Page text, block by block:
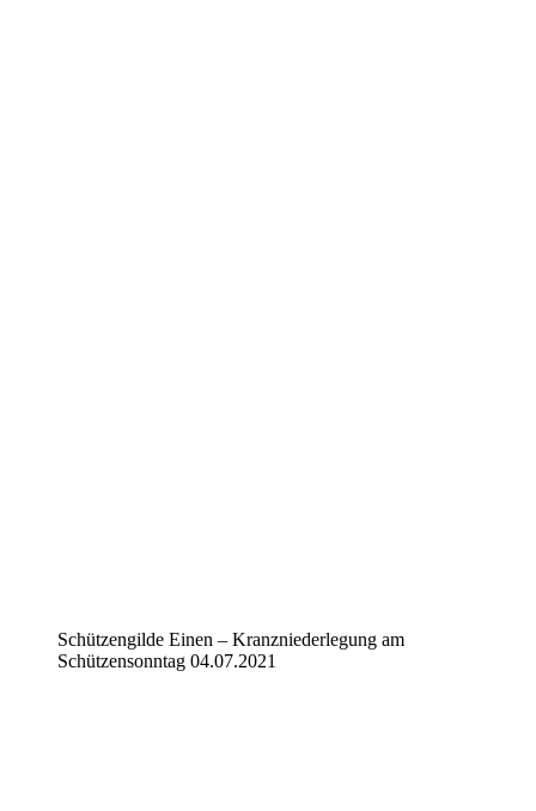
Schützengilde Einen – Kranzniederlegung am
Schützensonntag 04.07.2021